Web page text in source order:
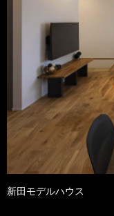
新田モデルハウス